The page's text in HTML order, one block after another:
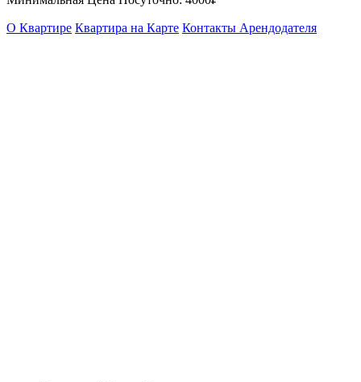
О Квартире Квартира на Карте Контакты Арендодателя